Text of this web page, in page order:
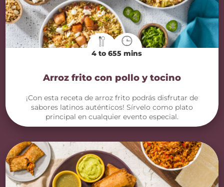
4 to 655 mins
Arroz frito con pollo y tocino
¡Con esta receta de arroz frito podrás disfrutar de
sabores latinos auténticos! Sírvelo como plato
principal en cualquier evento especial.